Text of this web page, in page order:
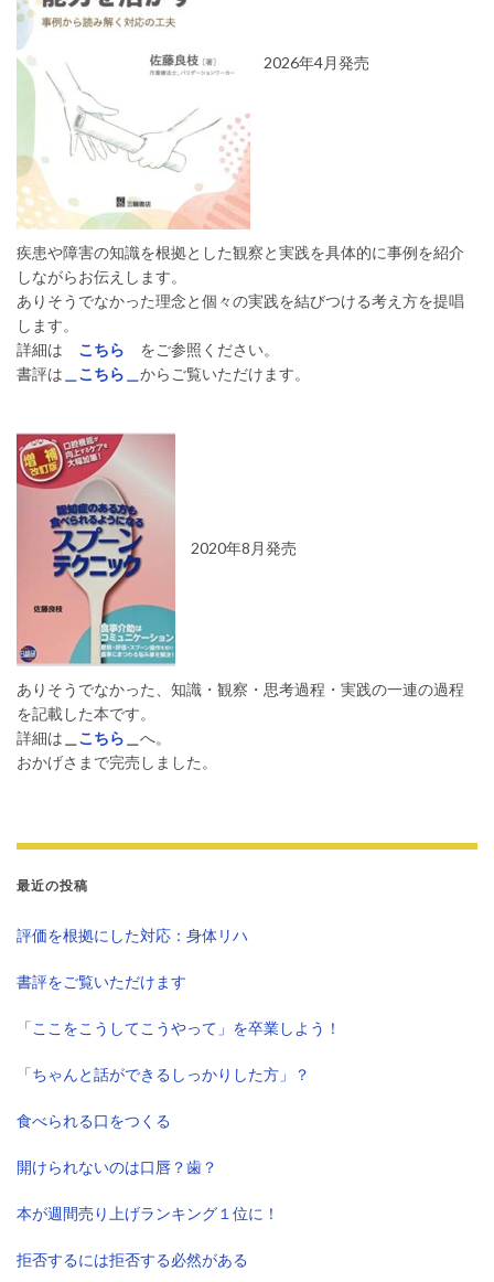
2026年4月発売
疾患や障害の知識を根拠とした観察と実践を具体的に事例を紹介
しながらお伝えします。
ありそうでなかった理念と個々の実践を結びつける考え方を提唱
します。
詳細は
こちら
をご参照ください。
書評は ＿こちら＿ からご覧いただけます。
2020年8月発売
ありそうでなかった、知識・観察・思考過程・実践の一連の過程
を記載した本です。
詳細は
こちら
へ。
おかげさまで完売しました。
最近の投稿
評価を根拠にした対応：身体リハ
書評をご覧いただけます
「ここをこうしてこうやって」を卒業しよう！
「ちゃんと話ができるしっかりした方」？
食べられる口をつくる
開けられないのは口唇？歯？
本が週間売り上げランキング１位に！
拒否するには拒否する必然がある